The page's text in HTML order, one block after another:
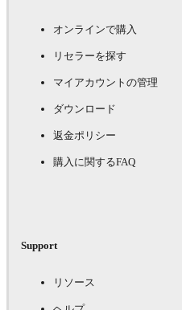
オンラインで購入
リセラーを探す
マイアカウントの管理
ダウンロード
返金ポリシー
購入に関するFAQ
Support
リソース